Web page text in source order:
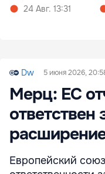
24 Авг. 13:31
Dw 5 июня 2026,
Мерц: ЕС
ответствен
Европейский